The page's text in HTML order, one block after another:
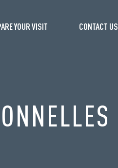
YOUR VISIT CONTACT US